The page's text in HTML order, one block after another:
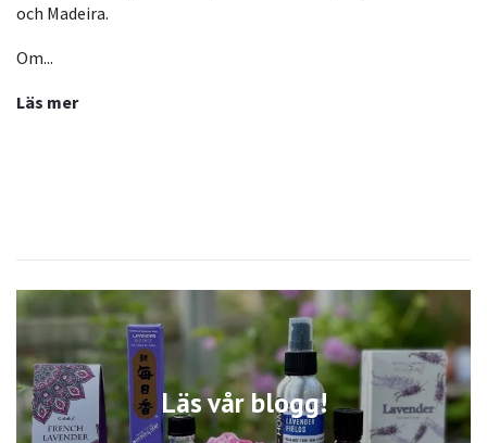
Läs vår blogg!
och Madeira.
Om...
Läs mer